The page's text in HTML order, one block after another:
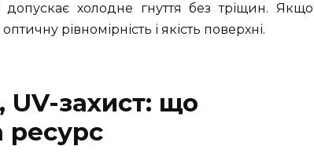
допускає холодне гнуття без тріщин. Якщо
рівномірність і якість поверхні.
UV-захист: що
ресурс